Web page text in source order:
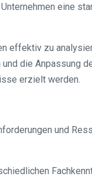
eine
effektiv zu
die Anpassung
erzielt werden.
und